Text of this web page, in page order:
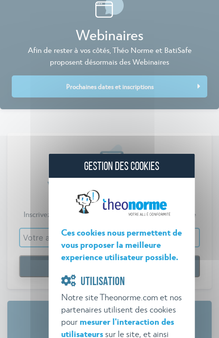
Webinaires
Afin de rester à vos côtés, Théo Norme et BatiSafe
proposent désormais des Webinaires
Prochaines dates et inscriptions
Veille réglementaire
Théo Norme
Inscrivez-vous gratuitement pour vous tenir informé.e
GESTION DES COOKIES
Ces cookies nous permettent de
vous proposer la meilleure
experience utilisateur possible.
UTILISATION
Notre site Theonorme.com et nos
partenaires utilisent des cookies
pour mesurer l'interaction des
utilisateurssur le site, et ainsi